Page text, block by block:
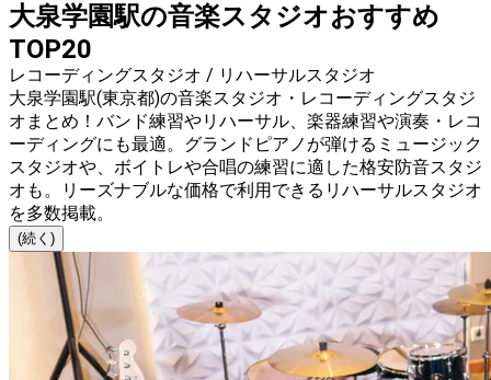
大泉学園駅の音楽スタジオおすすめ
TOP20
レコーディングスタジオ / リハーサルスタジオ
大泉学園駅(東京都)の音楽スタジオ・レコーディングスタジ
オまとめ！バンド練習やリハーサル、楽器練習や演奏・レコ
ーディングにも最適。グランドピアノが弾けるミュージック
スタジオや、ボイトレや合唱の練習に適した格安防音スタジ
オも。リーズナブルな価格で利用できるリハーサルスタジオ
を多数掲載。
(続く)